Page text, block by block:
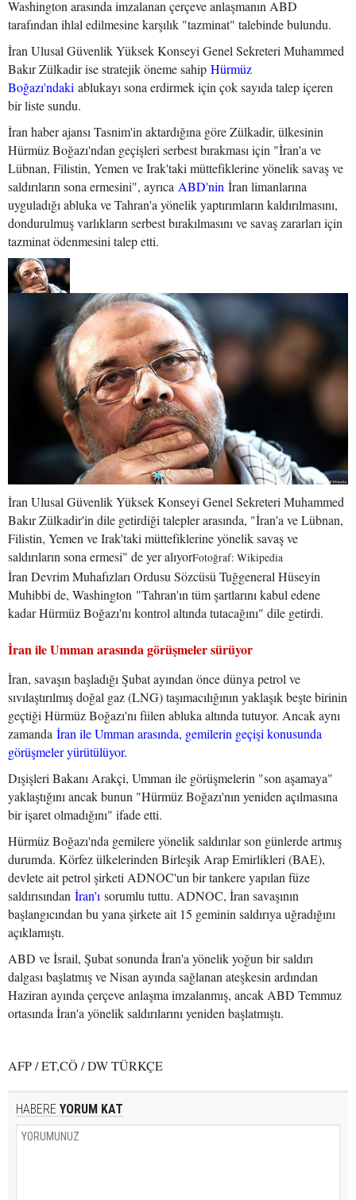
Washington arasında imzalanan çerçeve anlaşmanın ABD
tarafından ihlal edilmesine karşılık "tazminat" talebinde bulundu.
İran Ulusal Güvenlik Yüksek Konseyi Genel Sekreteri Muhammed
Bakır Zülkadir ise stratejik öneme sahip Hürmüz
Boğazı'ndaki ablukayı sona erdirmek için çok sayıda talep içeren
bir liste sundu.
İran haber ajansı Tasnim'in aktardığına göre Zülkadir, ülkesinin
Hürmüz Boğazı'ndan geçişleri serbest bırakması için "İran'a ve
Lübnan, Filistin, Yemen ve Irak'taki müttefiklerine yönelik savaş ve
saldırıların sona ermesini", ayrıca ABD'nin İran limanlarına
uyguladığı abluka ve Tahran'a yönelik yaptırımların kaldırılmasını,
dondurulmuş varlıkların serbest bırakılmasını ve savaş zararları için
tazminat ödenmesini talep etti.
İran Ulusal Güvenlik Yüksek Konseyi Genel Sekreteri Muhammed
Bakır Zülkadir'in dile getirdiği talepler arasında, "İran'a ve Lübnan,
Filistin, Yemen ve Irak'taki müttefiklerine yönelik savaş ve
saldırıların sona ermesi" de yer alıyorFotoğraf: Wikipedia
İran Devrim Muhafızları Ordusu Sözcüsü Tuğgeneral Hüseyin
Muhibbi de, Washington "Tahran'ın tüm şartlarını kabul edene
kadar Hürmüz Boğazı'nı kontrol altında tutacağını" dile getirdi.
İran ile Umman arasında görüşmeler sürüyor
İran, savaşın başladığı Şubat ayından önce dünya petrol ve
sıvılaştırılmış doğal gaz (LNG) taşımacılığının yaklaşık beşte birinin
geçtiği Hürmüz Boğazı'nı fiilen abluka altında tutuyor. Ancak aynı
zamanda İran ile Umman arasında, gemilerin geçişi konusunda
görüşmeler yürütülüyor.
Dışişleri Bakanı Arakçi, Umman ile görüşmelerin "son aşamaya"
yaklaştığını ancak bunun "Hürmüz Boğazı'nın yeniden açılmasına
bir işaret olmadığını" ifade etti.
Hürmüz Boğazı'nda gemilere yönelik saldırılar son günlerde artmış
durumda. Körfez ülkelerinden Birleşik Arap Emirlikleri (BAE),
devlete ait petrol şirketi ADNOC'un bir tankere yapılan füze
saldırısından İran'ı sorumlu tuttu. ADNOC, İran savaşının
başlangıcından bu yana şirkete ait 15 geminin saldırıya uğradığını
açıklamıştı.
ABD ve İsrail, Şubat sonunda İran'a yönelik yoğun bir saldırı
dalgası başlatmış ve Nisan ayında sağlanan ateşkesin ardından
Haziran ayında çerçeve anlaşma imzalanmış, ancak ABD Temmuz
ortasında İran'a yönelik saldırılarını yeniden başlatmıştı.
AFP / ET,CÖ / DW TÜRKÇE
HABERE YORUM KAT